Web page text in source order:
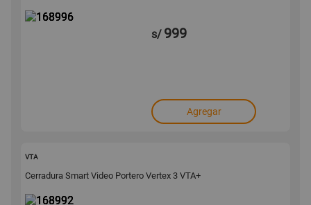
s/ 999
Agregar
VTA
Cerradura Smart Video Portero Vertex 3 VTA+